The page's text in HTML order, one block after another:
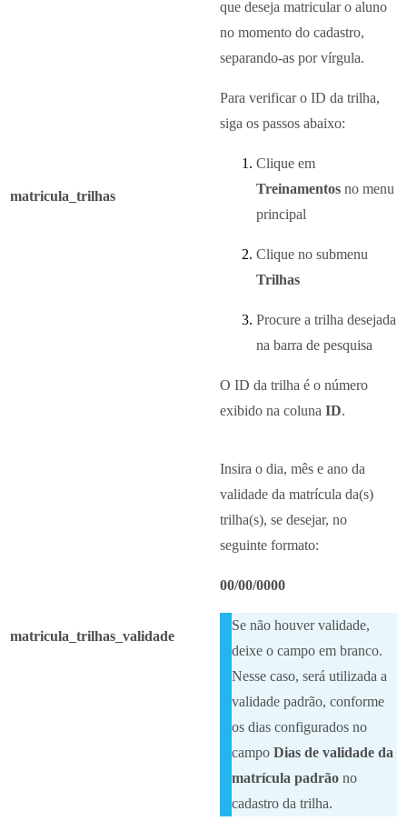
matricula_trilhas
que deseja matricular o aluno
no momento do cadastro,
separando-as por vírgula.
Para verificar o ID da trilha,
siga os passos abaixo:
Clique em
Treinamentos no menu
principal
Clique no submenu
Trilhas
Procure a trilha desejada
na barra de pesquisa
O ID da trilha é o número
exibido na coluna ID.
matricula_trilhas_validade
Insira o dia, mês e ano da
validade da matrícula da(s)
trilha(s), se desejar, no
seguinte formato:
00/00/0000
Se não houver validade,
deixe o campo em branco.
Nesse caso, será utilizada a
validade padrão, conforme
os dias configurados no
campo Dias de validade da
matrícula padrãono
cadastro da trilha.